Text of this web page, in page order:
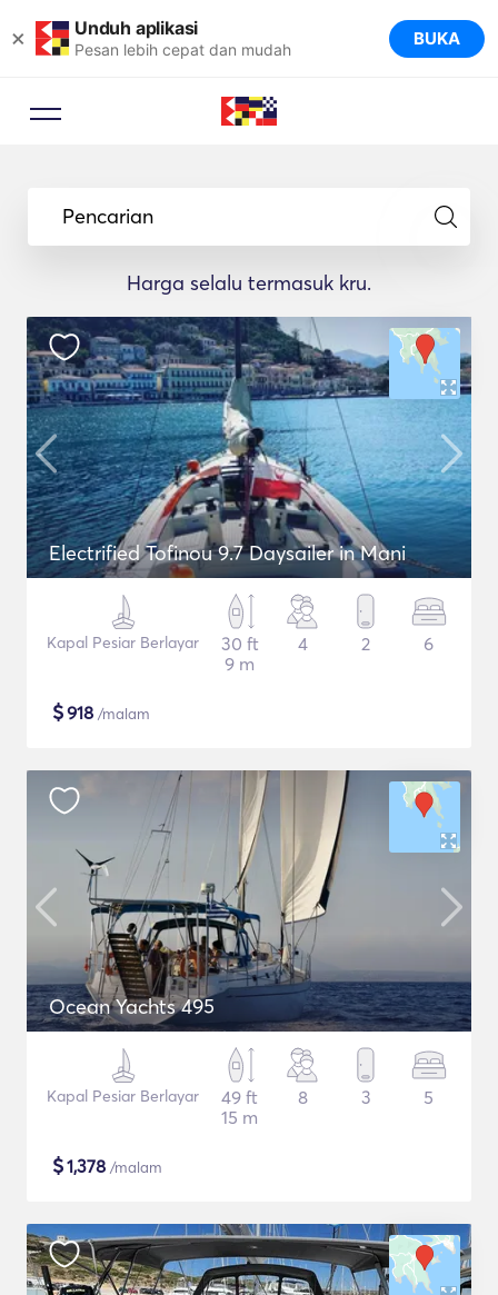
× Unduh aplikasi
Pesan lebih cepat dan mudah BUKA
Pencarian
Harga selalu termasuk kru.
Electrified Tofinou 9.7 Daysailer in Mani
Kapal Pesiar Berlayar
30 ft
9 m
4 2 6
$918 /malam
Ocean Yachts 495
Kapal Pesiar Berlayar
49 ft
15 m
8 3 5
$1,378 /malam